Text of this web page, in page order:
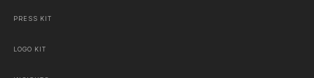
PRESS KIT
LOGO KIT